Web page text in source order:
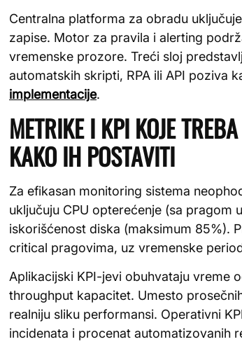
Centralna platforma za obradu
zapise. Motor za pravila i alerting
vremenske prozore. Treći sloj
automatskih skripti, RPA ili API poziva
implementacije.
METRIKE I KPI KOJE
KAKO IH POSTAVITI
Za efikasan monitoring sistema
uključuju CPU opterećenje (sa pragom
iskorišćenost diska (maksimum 85%).
critical pragovima, uz vremenske
Aplikacijski KPI-jevi obuhvataju vreme
throughput kapacitet. Umesto
realniju sliku performansi. Operativni
incidenata i procenat automatizovanih